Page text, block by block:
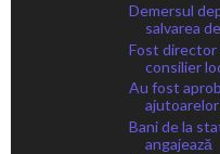
Demersul
salvarea
Fost director
consilier
Au fost
ajutoarelor
Bani de la
angajează